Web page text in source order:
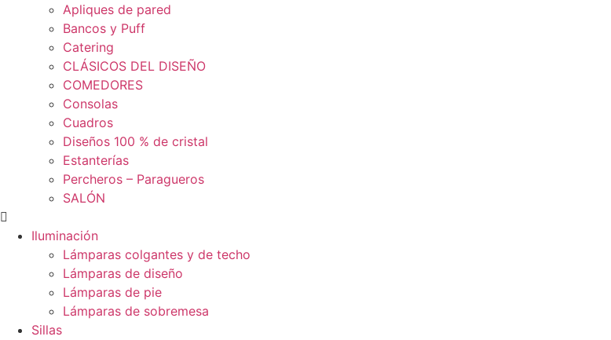
Apliques de pared
Bancos y Puff
Catering
CLÁSICOS DEL DISEÑO
COMEDORES
Consolas
Cuadros
Diseños 100 % de cristal
Estanterías
Percheros – Paragueros
SALÓN
Iluminación
Lámparas colgantes y de techo
Lámparas de diseño
Lámparas de pie
Lámparas de sobremesa
Sillas